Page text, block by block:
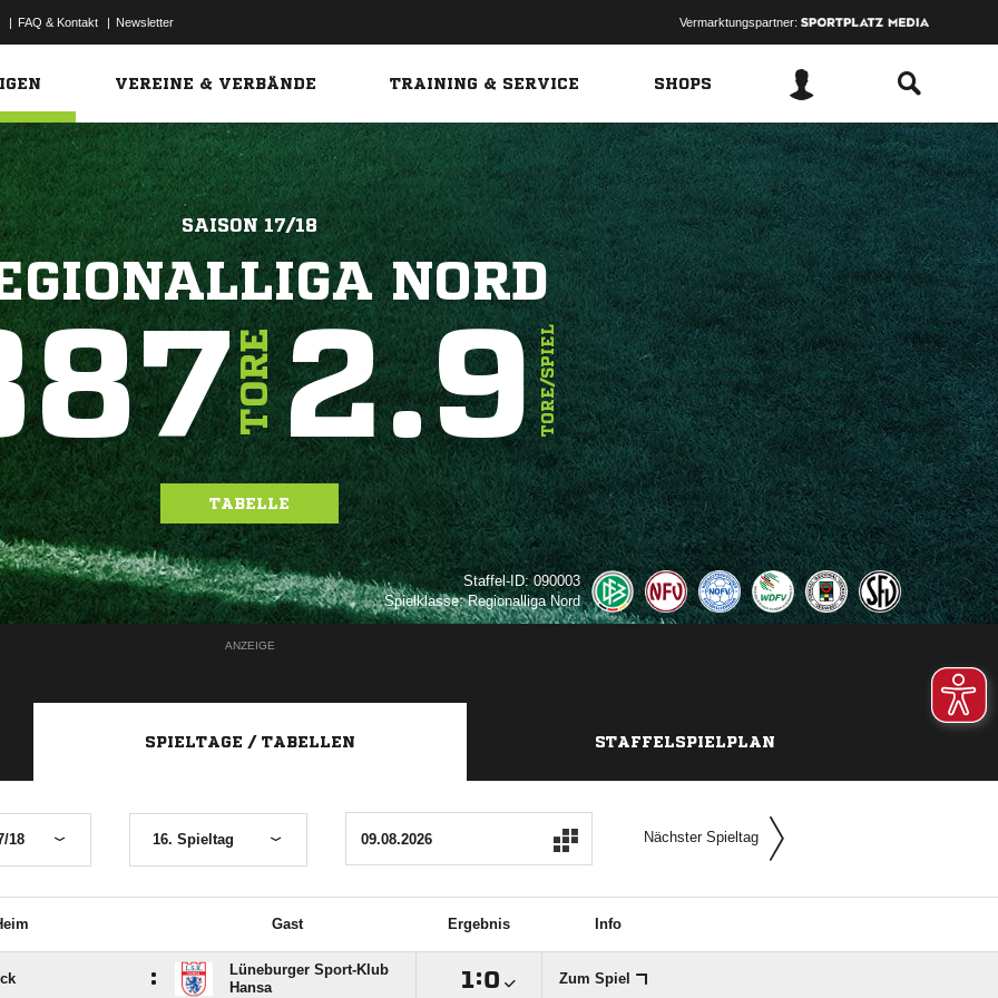
| FAQ & Kontakt | Newsletter Vermarktungspartner:
VEREINE & VERBÄNDE TRAINING & SERVICE SHOPS
SAISON 17/18
NORD
TORE2.9TORE/SPIEL
TABELLE
Staffel-ID: 090003
Spielklasse: Regionalliga Nord
ANZEIGE
SPIELTAGE / TABELLEN STAFFELSPIELPLAN
18 16. Spieltag Nächster Spieltag
Gast Ergebnis Info
:
Lüneburger Sport-Klub
Hansa
: Zum Spiel